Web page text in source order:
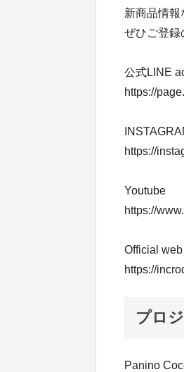
新商品情報
ぜひご登録
公式LINE
https://
https://
Youtube
https://
Official
https://
プロ
Panino